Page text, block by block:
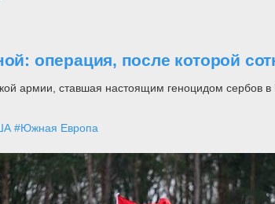
операция, после которой
армии, ставшая настоящим геноцидом сербов в
#Южная Европа